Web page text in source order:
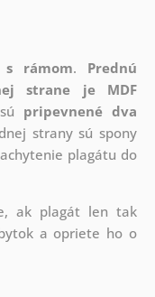
s rámom. Prednú
strane je
MDF
pripevnené dva
strany sú spony
plagátu do
ak plagát len tak
a opriete ho o